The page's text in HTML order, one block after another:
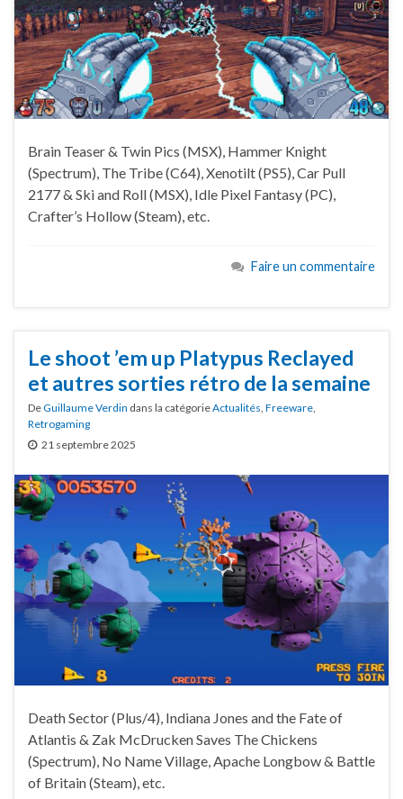
Brain Teaser & Twin Pics (MSX), Hammer Knight
(Spectrum), The Tribe (C64), Xenotilt (PS5), Car Pull
2177 & Ski and Roll (MSX), Idle Pixel Fantasy (PC),
Crafter’s Hollow (Steam), etc.
Faire un commentaire
Le shoot ’em up Platypus Reclayed
et autres sorties rétro de la semaine
DeGuillaume Verdin dans la catégorieActualités Freeware
Retrogaming
21 septembre 2025
Death Sector (Plus/4), Indiana Jones and the Fate of
Atlantis & Zak McDrucken Saves The Chickens
(Spectrum), No Name Village, Apache Longbow & Battle
of Britain (Steam), etc.